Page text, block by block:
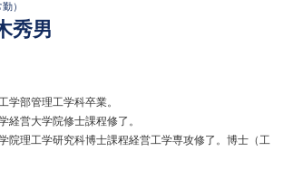
）
秀男
学部管理工学科卒業。
経営大学院修士課程修了。
院理工学研究科博士課程経営工学専攻修了。博士（工